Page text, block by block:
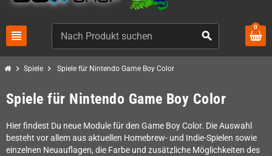
view_headline search
0
chevron_right Spiele chevron_right Spiele für Nintendo Game Boy Color
Spiele für Nintendo Game Boy Color
Hier findest Du neue Module für den Game Boy Color. Die Auswahl
besteht vor allem aus aktuellen Homebrew- und Indie-Spielen sowie
einzelnen Neuauflagen, die Farbe und zusätzliche Möglichkeiten des